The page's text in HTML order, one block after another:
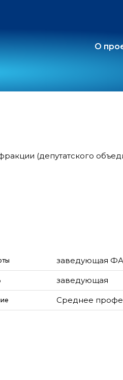
О
(депутатского
заведующая
заведующая
Среднее